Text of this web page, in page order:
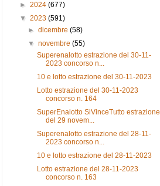
► 2024 (677)
▼ 2023 (591)
►dicembre(58)
▼novembre(55)
Superenalotto estrazione del 30-11-
2023 concorso n...
10 e lotto estrazione del 30-11-2023
Lotto estrazione del 30-11-2023
concorso n. 164
SuperEnalotto SiVinceTutto estrazione
del 29 novem...
Superenalotto estrazione del 28-11-
2023 concorso n...
10 e lotto estrazione del 28-11-2023
Lotto estrazione del 28-11-2023
concorso n. 163